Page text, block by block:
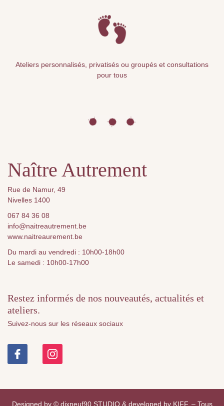
Ateliers personnalisés, privatisés ou groupés et consultations
pour tous
Naître Autrement
Rue de Namur, 49
Nivelles 1400
067 84 36 08
info@naitreautrement.be
www.naitreaurement.be
Du mardi au vendredi : 10h00-18h00
Le samedi : 10h00-17h00
Restez informés de nos nouveautés, actualités et
ateliers.
Suivez-nous sur les réseaux sociaux
Designed by © dixneuf90 STUDIO& developed by KIFF. – Tous